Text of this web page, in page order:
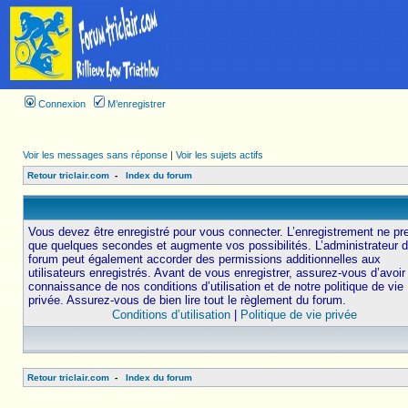
Connexion M’enregistrer
Voir les messages sans réponse | Voir les sujets actifs
Retour triclair.com - Index du forum
Vous devez être enregistré pour vous connecter. L’enregistrement ne
que quelques secondes et augmente vos possibilités. L’administrateur
forum peut également accorder des permissions additionnelles aux
utilisateurs enregistrés. Avant de vous enregistrer, assurez-vous
connaissance de nos conditions d’utilisation et de notre politique de vie
privée. Assurez-vous de bien lire tout le règlement du forum.
Conditions d’utilisation
Politique de vie privée
Retour triclair.com - Index du forum